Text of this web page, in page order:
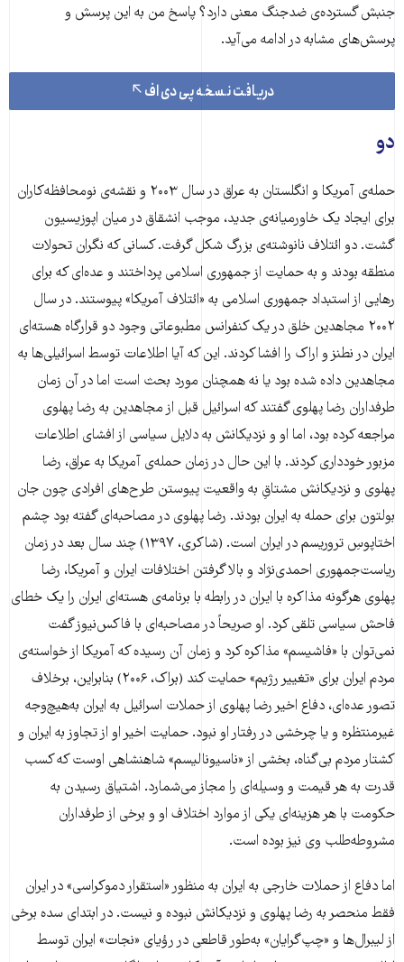
جنبش گسترده‌ی ضدجنگ معنی دارد؟ پاسخ من به این پرسش و
پرسش‌های مشابه در ادامه می‌آید.
دریافت نسخه پی دی اف
دو
حمله‌ی آمریکا و انگلستان به عراق در سال ۲۰۰۳ و نقشه‌ی نومحافظه‌کاران
برای ایجاد یک خاورمیانه‌ی جدید، موجب انشقاق در میان اپوزیسیون
گشت. دو ائتلاف نانوشته‌ی بزرگ شکل گرفت. کسانی که نگران تحولات
منطقه بودند و به حمایت از جمهوری اسلامی پرداختند و عده‌ای که برای
رهایی از استبداد جمهوری اسلامی به «ائتلاف آمریکا» پیوستند. در سال
۲۰۰۲ مجاهدین خلق در یک کنفرانس مطبوعاتی وجود دو قرارگاه هسته‌ای
ایران در نطنز و اراک را افشا کردند. این که آیا اطلاعات توسط اسرائیلی‌ها به
مجاهدین داده شده بود یا نه همچنان مورد بحث است اما در آن زمان
طرفداران رضا پهلوی گفتند که اسرائیل قبل از مجاهدین به رضا پهلوی
مراجعه کرده بود، اما او و نزدیکانش به دلایل سیاسی از افشای اطلاعات
مزبور خودداری کردند. با این حال در زمان حمله‌ی آمریکا به عراق، رضا
پهلوی و نزدیکانش مشتاقِ به واقعیت پیوستن طرح‌های افرادی چون جان
بولتون برای حمله به ایران بودند. رضا پهلوی در مصاحبه‌ای گفته بود چشم
اختاپوسِ تروریسم در ایران است. (شاکری، ۱۳۹۷) چند سال بعد در زمان
ریاست‌جمهوری احمدی‌نژاد و بالا گرفتن اختلافات ایران و آمریکا، رضا
پهلوی هرگونه مذاکره با ایران در رابطه با برنامه‌ی هسته‌ای ایران را یک خطای
فاحش سیاسی تلقی کرد. او صریحاً در مصاحبه‌ای با فاکس‌نیوز گفت
نمی‌توان با «فاشیسم» مذاکره کرد و زمان آن رسیده که آمریکا از خواسته‌ی
مردم ایران برای «تغییر رژیم» حمایت کند (براک، ۲۰۰۶) بنابراین، برخلاف
تصور عده‌ای، دفاع اخیر رضا پهلوی از حملات اسرائیل به ایران به‌هیچ‌وجه
غیرمنتظره و یا چرخشی در رفتار او نبود. حمایت اخیر او از تجاوز به ایران و
کشتار مردم بی‌گناه، بخشی از «ناسیونالیسم» شاهنشاهی اوست که کسب
قدرت به هر قیمت و وسیله‌ای را مجاز می‌شمارد. اشتیاق رسیدن به
حکومت با هر هزینه‌ای یکی از موارد اختلاف او و برخی از طرفداران
مشروطه‌طلب وی نیز بوده است.
اما دفاع از حملات خارجی به ایران به منظور «استقرار دموکراسی» در ایران
فقط منحصر به رضا پهلوی و نزدیکانش نبوده و نیست. در ابتدای سده برخی
از لیبرال‌ها و «چپ‌گرایان» به‌طور قاطعی در رؤیای «نجات» ایران توسط